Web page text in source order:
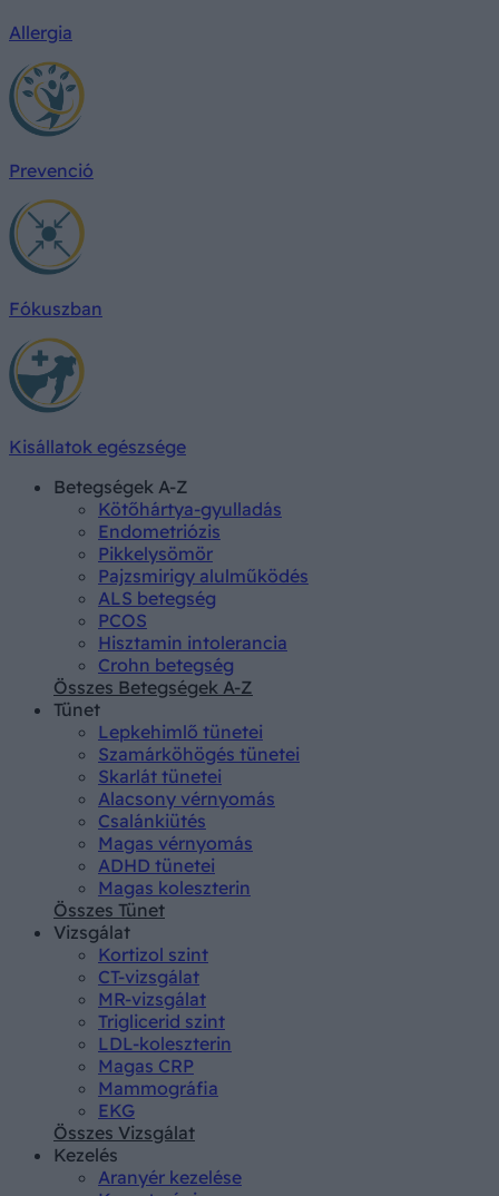
Allergia
Prevenció
Fókuszban
Kisállatok egészsége
Betegségek A-Z
Kötőhártya-gyulladás
Endometriózis
Pikkelysömör
Pajzsmirigy alulműködés
ALS betegség
PCOS
Hisztamin intolerancia
Crohn betegség
Összes Betegségek A-Z
Tünet
Lepkehimlő tünetei
Szamárköhögés tünetei
Skarlát tünetei
Alacsony vérnyomás
Csalánkiütés
Magas vérnyomás
ADHD tünetei
Magas koleszterin
Összes Tünet
Vizsgálat
Kortizol szint
CT-vizsgálat
MR-vizsgálat
Triglicerid szint
LDL-koleszterin
Magas CRP
Mammográfia
EKG
Összes Vizsgálat
Kezelés
Aranyér kezelése